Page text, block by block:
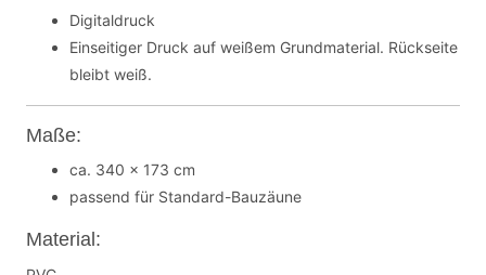
Digitaldruck
Einseitiger Druck auf weißem Grundmaterial. Rückseite
bleibt weiß.
Maße:
ca. 340 x 173 cm
passend für Standard-Bauzäune
Material: